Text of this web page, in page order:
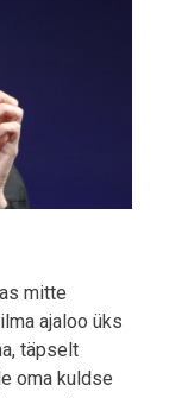
mitte
ajaloo üks
täpselt
oma kuldse